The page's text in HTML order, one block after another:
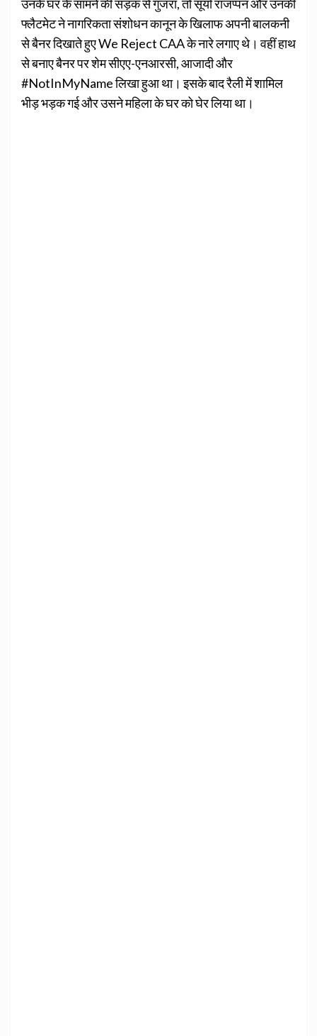
उनके घर के सामने की सड़क से गुजरा, तो सूर्या राजप्पन और उनकी
फ्लैटमेट ने नागरिकता संशोधन कानून के खिलाफ अपनी बालकनी
से बैनर दिखाते हुए We Reject CAA के नारे लगाए थे। वहीं हाथ
से बनाए बैनर पर शेम सीएए-एनआरसी, आजादी और
#NotInMyName लिखा हुआ था। इसके बाद रैली में शामिल
भीड़ भड़क गई और उसने महिला के घर को घेर लिया था।